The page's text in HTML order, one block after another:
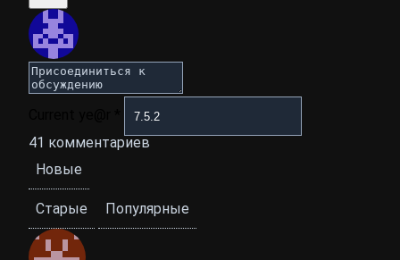
41 комментариев
Новые
Старые Популярные